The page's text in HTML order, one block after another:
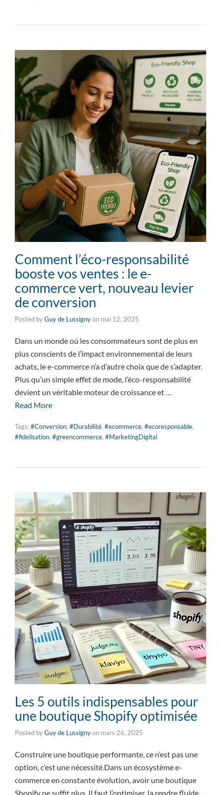
Comment l’éco-responsabilité
booste vos ventes : le e-
commerce vert, nouveau levier
de conversion
Posted byGuy de Lussignyon mai 12, 2025
Dans un monde où les consommateurs sont de plus en
plus conscients de l’impact environnemental de leurs
achats, le e-commerce n’a d’autre choix que de s’adapter.
Plus qu’un simple effet de mode, l’éco-responsabilité
devient un véritable moteur de croissance et …
Read More
Tags:#Conversion, #Durabilité, #ecommerce, #ecoresponsable,
#fidelisation, #greencommerce, #MarketingDigital
Les 5 outils indispensables pour
une boutique Shopify optimisée
Posted byGuy de Lussignyon mars 26, 2025
Construire une boutique performante, ce n’est pas une
option, c’est une nécessité.Dans un écosystème e-
commerce en constante évolution, avoir une boutique
Shopify ne suffit plus. Il faut l’optimiser, la rendre fluide,